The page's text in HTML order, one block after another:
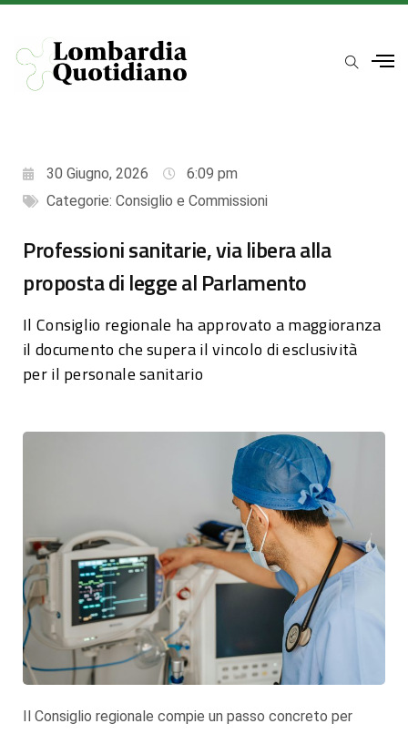
30 Giugno, 2026
6:09 pm
Categorie: Consiglio e Commissioni
Professioni sanitarie, via libera alla
proposta di legge al Parlamento
Il Consiglio regionale ha approvato a maggioranza
il documento che supera il vincolo di esclusività
per il personale sanitario
Il Consiglio regionale compie un passo concreto per